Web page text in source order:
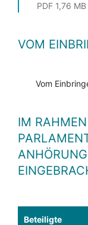
PDF 1,76
VOM
Vom
IM
Beteiligte